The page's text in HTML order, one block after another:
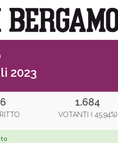
2023
1.684
VOTANTI ( 45,94%)